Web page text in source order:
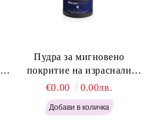
Пудра за мигновено
покритие на израснали
корени Светло Кафяво -
Labor Pro Instant Retouch
Powder - Light Brown H644
€0.00 0.00лв.